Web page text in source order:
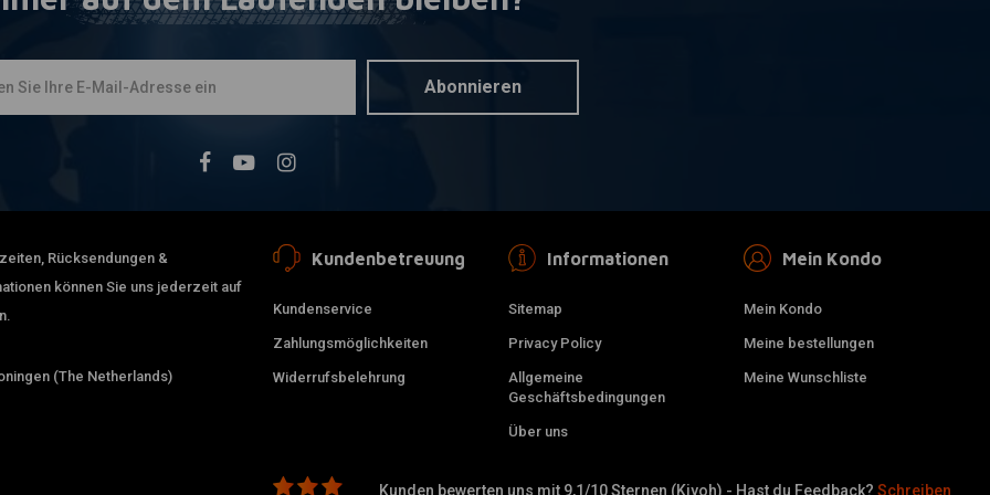
Zum Warenkorb hinzufügen
3.00 x 16 (VR) 40 Sp.
€529,99
Abonnieren
Rücksendungen &
können Sie uns jederzeit auf
(The Netherlands)
Kundenbetreuung
Kundenservice
Zahlungsmöglichkeiten
Widerrufsbelehrung
Informationen
Sitemap
Privacy Policy
Allgemeine
Geschäftsbedingungen
Über uns
Mein Kondo
Mein Kondo
Meine bestellungen
Meine Wunschliste
Kunden bewerten uns mit 9,1/10 Sternen (Kiyoh) - Hast du Feedback?Schreiben